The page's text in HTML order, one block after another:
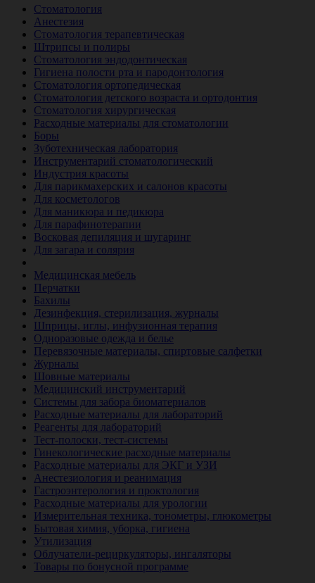
Стоматология
Анестезия
Стоматология терапевтическая
Штрипсы и полиры
Стоматология эндодонтическая
Гигиена полости рта и пародонтология
Стоматология ортопедическая
Стоматология детского возраста и ортодонтия
Стоматология хирургическая
Расходные материалы для стоматологии
Боры
Зуботехническая лаборатория
Инструментарий стоматологический
Индустрия красоты
Для парикмахерских и салонов красоты
Для косметологов
Для маникюра и педикюра
Для парафинотерапии
Восковая депиляция и шугаринг
Для загара и солярия
Медицинская мебель
Перчатки
Бахилы
Дезинфекция, стерилизация, журналы
Шприцы, иглы, инфузионная терапия
Одноразовые одежда и белье
Перевязочные материалы, спиртовые салфетки
Журналы
Шовные материалы
Медицинский инструментарий
Системы для забора биоматериалов
Расходные материалы для лабораторий
Реагенты для лабораторий
Тест-полоски, тест-системы
Гинекологические расходные материалы
Расходные материалы для ЭКГ и УЗИ
Анестезиология и реанимация
Гастроэнтерология и проктология
Расходные материалы для урологии
Измерительная техника, тонометры, глюкометры
Бытовая химия, уборка, гигиена
Утилизация
Облучатели-рециркуляторы, ингаляторы
Товары по бонусной программе